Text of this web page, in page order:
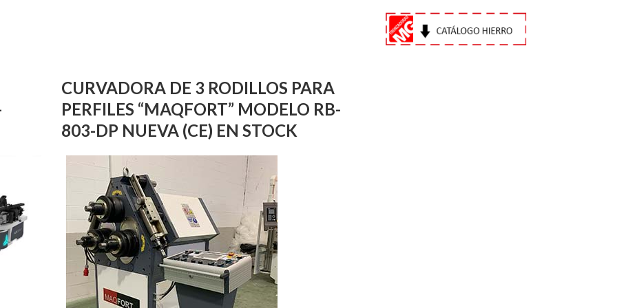
CURVADORA DE 3 RODILLOS PARA
PERFILES “MAQFORT” MODELO RB-
803-DP NUEVA (CE) EN STOCK